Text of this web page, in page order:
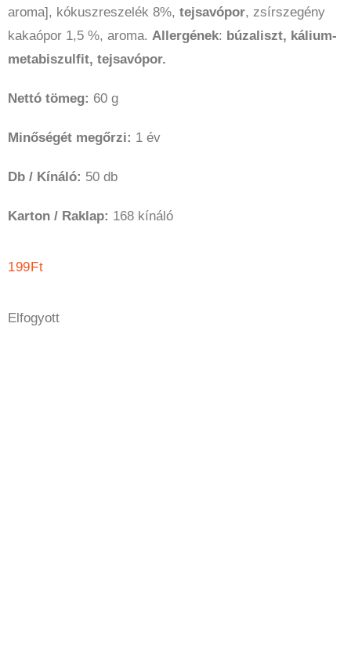
aroma], kókuszreszelék 8%, tejsavópor, zsírszegény
kakaópor 1,5 %, aroma. Allergének: búzaliszt, kálium-
metabiszulfit, tejsavópor.
Nettó tömeg: 60 g
Minőségét megőrzi: 1 év
Db / Kínáló: 50 db
Karton / Raklap: 168 kínáló
199Ft
Elfogyott